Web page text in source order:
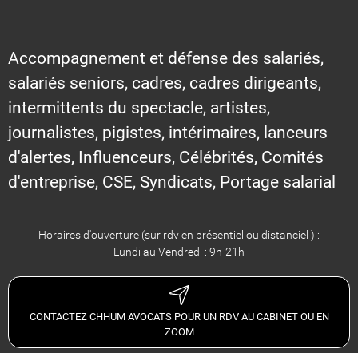
Accompagnement et défense des salariés,
salariés seniors, cadres, cadres dirigeants,
intermittents du spectacle, artistes,
journalistes, pigistes, intérimaires, lanceurs
d'alertes, Influenceurs, Célébrités, Comités
d'entreprise, CSE, Syndicats, Portage salarial
Horaires d'ouverture (sur rdv en présentiel ou distanciel ) :
Lundi au Vendredi : 9h-21h
CONTACTEZ CHHUM AVOCATS POUR UN RDV AU CABINET OU EN
ZOOM